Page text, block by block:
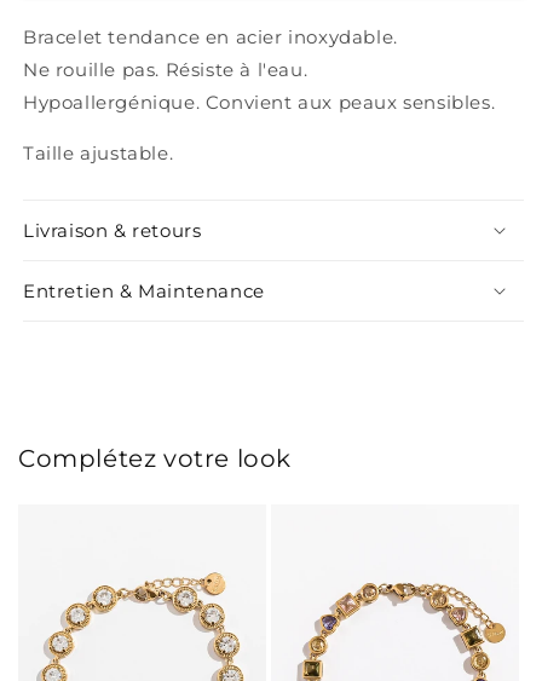
bear
bear
Bracelet tendance en acier inoxydable.
Ne rouille pas. Résiste à l'eau.
Hypoallergénique. Convient aux peaux sensibles.
Taille ajustable.
Livraison & retours
Entretien & Maintenance
Complétez votre look